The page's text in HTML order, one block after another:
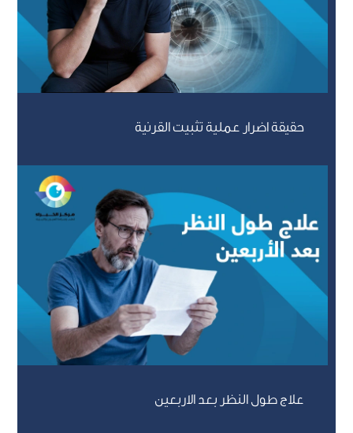
حقيقة اضرار عملية تثبيت القرنية
علاج طول النظر بعد الاربعين